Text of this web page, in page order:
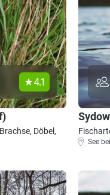
4.1
Döbel,
See